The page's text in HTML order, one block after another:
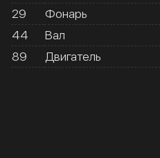
29
Фонарь
44
Вал
89
Двигатель